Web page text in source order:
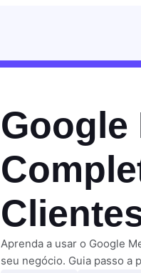
Google
Aprenda a usar o Google
seu negócio. Guia passo a